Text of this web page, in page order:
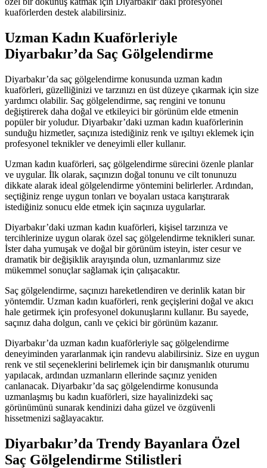
kuaförlerden destek alabilirsiniz.
Uzman Kadın Kuaförleriyle
Diyarbakır’da Saç Gölgelendirme
Diyarbakır’da saç gölgelendirme konusunda uzman kadın
kuaförleri, güzelliğinizi ve tarzınızı en üst düzeye çıkarmak için size
yardımcı olabilir. Saç gölgelendirme, saç rengini ve tonunu
değiştirerek daha doğal ve etkileyici bir görünüm elde etmenin
popüler bir yoludur. Diyarbakır’daki uzman kadın kuaförlerinin
sunduğu hizmetler, saçınıza istediğiniz renk ve ışıltıyı eklemek için
profesyonel teknikler ve deneyimli eller kullanır.
Uzman kadın kuaförleri, saç gölgelendirme sürecini özenle planlar
ve uygular. İlk olarak, saçınızın doğal tonunu ve cilt tonunuzu
dikkate alarak ideal gölgelendirme yöntemini belirlerler. Ardından,
seçtiğiniz renge uygun tonları ve boyaları ustaca karıştırarak
istediğiniz sonucu elde etmek için saçınıza uygularlar.
Diyarbakır’daki uzman kadın kuaförleri, kişisel tarzınıza ve
tercihlerinize uygun olarak özel saç gölgelendirme teknikleri sunar.
İster daha yumuşak ve doğal bir görünüm isteyin, ister cesur ve
dramatik bir değişiklik arayışında olun, uzmanlarımız size
mükemmel sonuçlar sağlamak için çalışacaktır.
Saç gölgelendirme, saçınızı hareketlendiren ve derinlik katan bir
yöntemdir. Uzman kadın kuaförleri, renk geçişlerini doğal ve akıcı
hale getirmek için profesyonel dokunuşlarını kullanır. Bu sayede,
saçınız daha dolgun, canlı ve çekici bir görünüm kazanır.
Diyarbakır’da uzman kadın kuaförleriyle saç gölgelendirme
deneyiminden yararlanmak için randevu alabilirsiniz. Size en uygun
renk ve stil seçeneklerini belirlemek için bir danışmanlık oturumu
yapılacak, ardından uzmanların ellerinde saçınız yeniden
canlanacak. Diyarbakır’da saç gölgelendirme konusunda
uzmanlaşmış bu kadın kuaförleri, size hayalinizdeki saç
görünümünü sunarak kendinizi daha güzel ve özgüvenli
hissetmenizi sağlayacaktır.
Diyarbakır’da Trendy Bayanlara Özel
Saç Gölgelendirme Stilistleri